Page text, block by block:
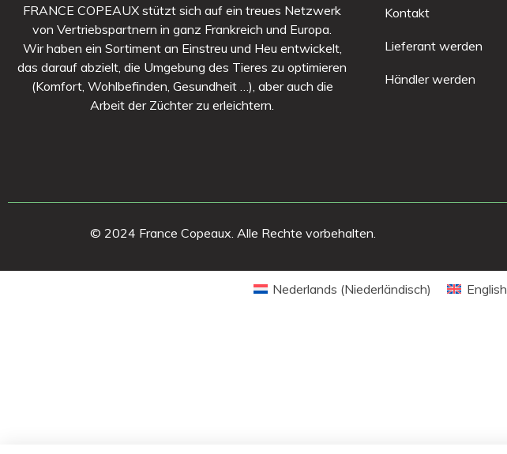
FRANCE COPEAUX stützt sich auf ein treues Netzwerk
von Vertriebspartnern in ganz Frankreich und Europa.
Wir haben ein Sortiment an Einstreu und Heu entwickelt,
das darauf abzielt, die Umgebung des Tieres zu optimieren
(Komfort, Wohlbefinden, Gesundheit …), aber auch die
Arbeit der Züchter zu erleichtern.
Kontakt
Lieferant werden
Händler werden
© 2024 France Copeaux. Alle Rechte vorbehalten.
Nederlands (Niederländisch) English